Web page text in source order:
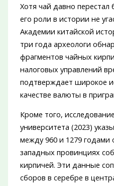
Хотя чай давно
его роли в истории не
Академии китайской
три года археологи
фрагментов чайных
налоговых управлений
подтверждает широкое
качестве валюты в
Кроме того,
университета (2023)
между 960 и 1279 годами
западных провинциях
кирпичей. Эти данные
сборов в серебре в